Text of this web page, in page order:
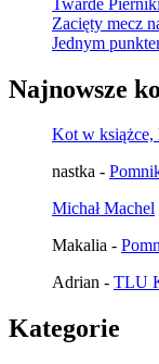
Zacięty mecz
Jednym
Najnowsze
Kot w
nastka -
Michał Machel
Makalia -
Adrian - TLU
Kategorie